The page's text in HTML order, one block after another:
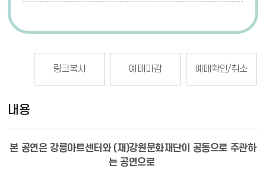
링크복사 예매마감 예매확인/취소
내용
본 공연은 강릉아트센터와 (재)강원문화재단이 공동으로 주관하
는 공연으로